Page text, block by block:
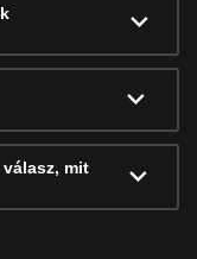
mit